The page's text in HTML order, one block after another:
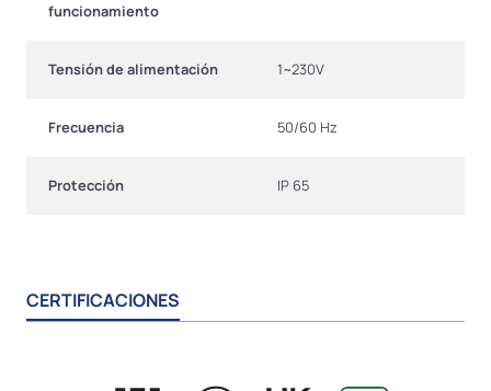
funcionamiento
Tensión de alimentación 1~230V
Frecuencia 50/60 Hz
Protección IP 65
CERTIFICACIONES